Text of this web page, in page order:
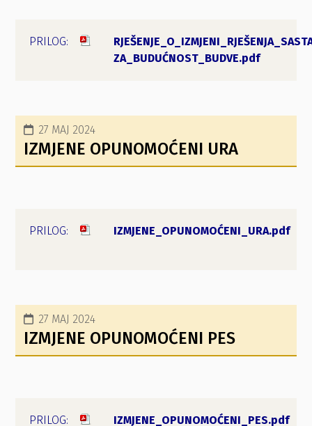
ZA_BUDUĆNOST_BUDVE.pdf
27 MAJ 2024
IZMJENE OPUNOMOĆENI URA
IZMJENE_OPUNOMOĆENI_URA.pdf
27 MAJ 2024
IZMJENE OPUNOMOĆENI PES
IZMJENE_OPUNOMOĆENI_PES.pdf